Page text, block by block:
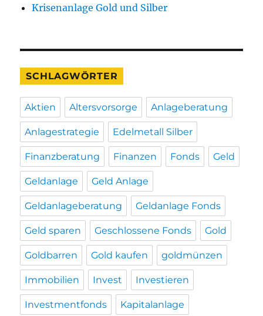
Krisenanlage Gold und Silber
SCHLAGWÖRTER
Aktien Altersvorsorge Anlageberatung
Anlagestrategie Edelmetall Silber
Finanzberatung Finanzen Fonds Geld
Geldanlage Geld Anlage
Geldanlageberatung Geldanlage Fonds
Geld sparen Geschlossene Fonds Gold
Goldbarren Gold kaufen goldmünzen
Immobilien Invest Investieren
Investmentfonds Kapitalanlage